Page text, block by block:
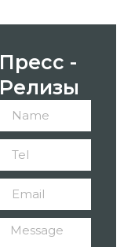
Пресс -
Релизы